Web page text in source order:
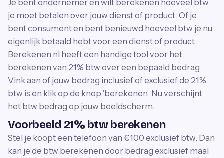
Je bent ondernemer en wilt berekenen hoeveel btw
je moet betalen over jouw dienst of product. Of je
bent consument en bent benieuwd hoeveel btw je nu
eigenlijk betaald hebt voor een dienst of product.
Berekenen.nl heeft een handige tool voor het
berekenen van 21% btw over een bepaald bedrag.
Vink aan of jouw bedrag inclusief of exclusief de 21%
btw is en klik op de knop 'berekenen'. Nu verschijnt
het btw bedrag op jouw beeldscherm.
Voorbeeld 21% btw berekenen
Stel je koopt een telefoon van €100 exclusief btw. Dan
kan je de btw berekenen door bedrag exclusief maal